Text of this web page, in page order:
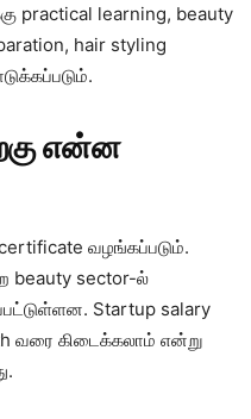
practical learning, beauty
hair styling
என்ன
வழங்கப்படும்.
beauty sector-ல்
Startup salary
வரை கிடைக்கலாம் என்று